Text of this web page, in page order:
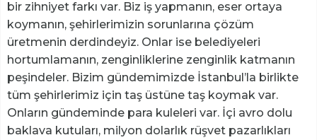
bir zihniyet farkı var. Biz iş yapmanın, eser ortaya
koymanın, şehirlerimizin sorunlarına çözüm
üretmenin derdindeyiz. Onlar ise belediyeleri
hortumlamanın, zenginliklerine zenginlik katmanın
peşindeler. Bizim gündemimizde İstanbul’la birlikte
tüm şehirlerimiz için taş üstüne taş koymak var.
Onların gündeminde para kuleleri var. İçi avro dolu
baklava kutuları, milyon dolarlık rüşvet pazarlıkları